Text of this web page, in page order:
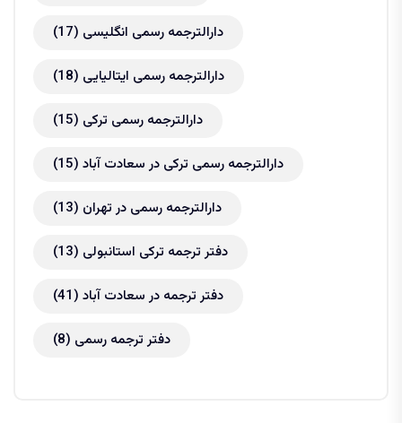
دارالترجمه رسمی انگلیسی (17)
دارالترجمه رسمی ایتالیایی (18)
دارالترجمه رسمی ترکی (15)
دارالترجمه رسمی ترکی در سعادت آباد (15)
دارالترجمه رسمی در تهران (13)
دفتر ترجمه ترکی استانبولی (13)
دفتر ترجمه در سعادت آباد (41)
دفتر ترجمه رسمی (8)